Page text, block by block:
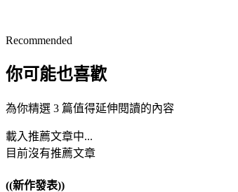
Recommended
你可能也喜歡
為你精選 3 篇值得延伸閱讀的內容
載入推薦文章中...
目前沒有推薦文章
((新作發表))